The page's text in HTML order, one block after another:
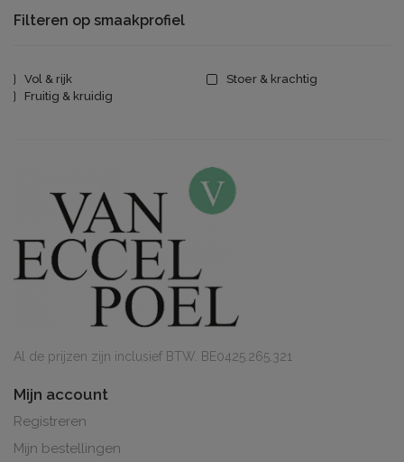
Filteren op smaakprofiel
Vol & rijk
Stoer & krachtig
Fruitig & kruidig
Al de prijzen zijn inclusief BTW. BE0425.265.321
Mijn account
Registreren
Mijn bestellingen